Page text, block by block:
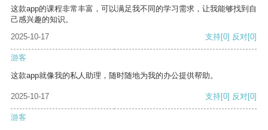
这款app的课程非常丰富，可以满足我不同的学习需求，让我能够找到自
己感兴趣的知识。
2025-10-17
支持[0] 反对[0]
游客
这款app就像我的私人助理，随时随地为我的办公提供帮助。
2025-10-17 支持[0] 反对[0]
游客